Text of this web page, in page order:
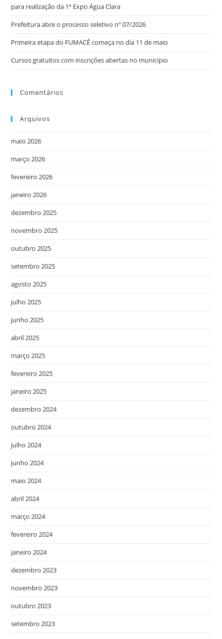
para realização da 1ª Expo Água Clara
Prefeitura abre o processo seletivo nº 07/2026
Primeira etapa do FUMACÊ começa no dia 11 de maio
Cursos gratuitos com inscrições abertas no município
Comentários
Arquivos
maio 2026
março 2026
fevereiro 2026
janeiro 2026
dezembro 2025
novembro 2025
outubro 2025
setembro 2025
agosto 2025
julho 2025
junho 2025
abril 2025
março 2025
fevereiro 2025
janeiro 2025
dezembro 2024
outubro 2024
julho 2024
junho 2024
maio 2024
abril 2024
março 2024
fevereiro 2024
janeiro 2024
dezembro 2023
novembro 2023
outubro 2023
setembro 2023